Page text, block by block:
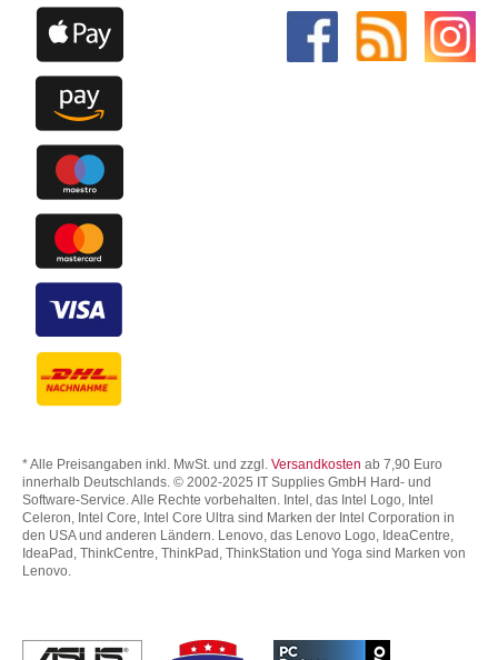
* Alle Preisangaben inkl. MwSt. und zzgl. Versandkosten ab 7,90 Euro
innerhalb Deutschlands. © 2002-2025 IT Supplies GmbH Hard- und
Software-Service. Alle Rechte vorbehalten. Intel, das Intel Logo, Intel
Celeron, Intel Core, Intel Core Ultra sind Marken der Intel Corporation in
den USA und anderen Ländern. Lenovo, das Lenovo Logo, IdeaCentre,
IdeaPad, ThinkCentre, ThinkPad, ThinkStation und Yoga sind Marken von
Lenovo.